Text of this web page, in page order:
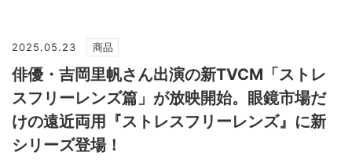
2025.05.23 商品
俳優・吉岡里帆さん出演の新TVCM「ストレ
スフリーレンズ篇」が放映開始。眼鏡市場だ
けの遠近両用『ストレスフリーレンズ』に新
シリーズ登場！